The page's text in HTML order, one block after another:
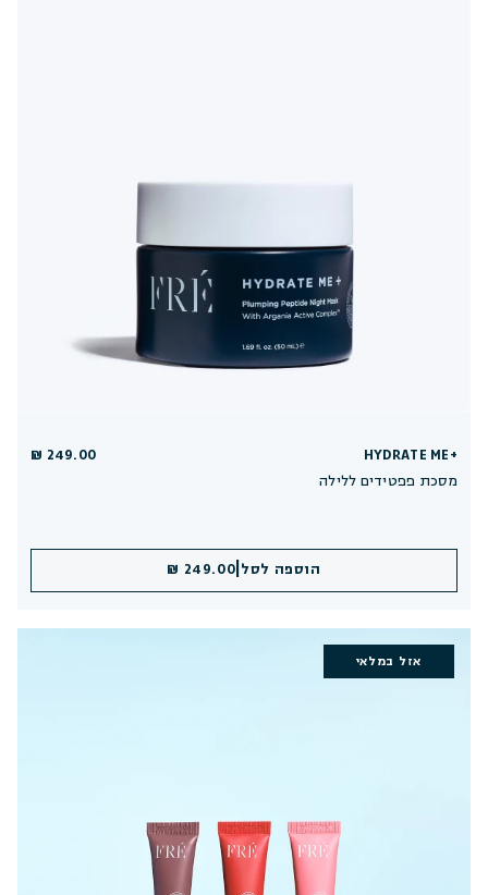
HYDRATE ME+
מסכת פפטידים ללילה
249.00 ₪
הוספה לסל 249.00 ₪
אזל במלאי